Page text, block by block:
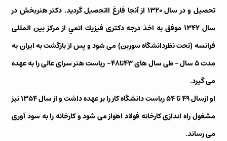
تحصیل و در سال ۱۳۲۰ از آنجا فارغ ااتحصیل گردید. دکتر هنربخش در
سال ۱۳۴۲ موفق به اخذ درجه دکتری فیزيك اتمي از مركز بين المللی
فرانسه (تحت نظردانشگاه سوربن) می شود و پس از بازگشت به ایران به
مدت ۵ سال – طی سال های ۴۳تا۴۸- ریاست هنر سرای عالی را به عهده
می گیرد.
او ازسال ۴۹ تا ۵۴ ریاست دانشگاه کار را بر عهده داشت و از سال ۱۳۵۴ نیز
مشغول راه اندازی کارخانه فولاد اهواز می شود و کارخانه را به سود آوری
می رساند.